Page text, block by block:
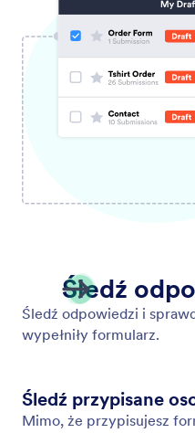
Współpracuj w lepszy
opcji udostępniania,
formularzy i odpowiedzi